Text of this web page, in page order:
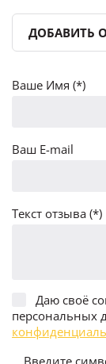
ДОБАВИТЬ
Ваше Имя (*)
Ваш E-mail
Текст отзыва (*)
Даю своё
персональных
Введите